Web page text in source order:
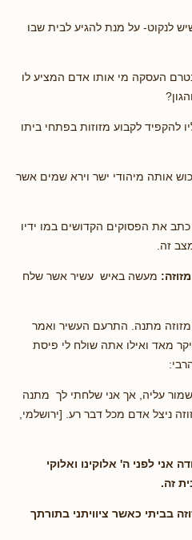
לנקוט- על מנת להגיע לבית שבו
העסקה מי אותו אדם המציע לו
להקפיד לקבוע מזוזות בפתחי ביתו
אותה מיהודי ישר וירא שמים אשר
את הפסוקים הקדושים במו ידיו
זה.
מעשה באיש עשיר אשר שלח
מתנה. התרעם העשיר ואמר
מאד ואילו אתה שולח לי פיסת
עליה, אך אני שלחתי לך מתנה
ניצל אדם מכל דבר רע. [ירושלמי,
אני לפני ה' אלוקינו ואלוקי
זה.
בביתי כאשר ציוויתני בתורתך